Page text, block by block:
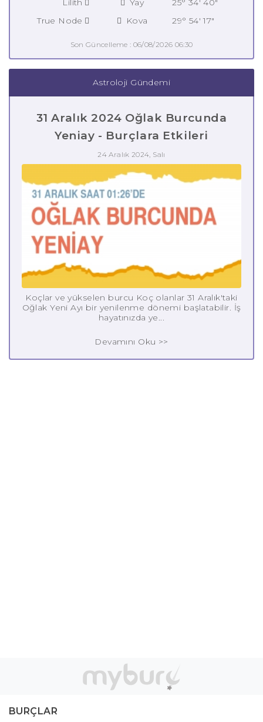
True Node
Kova 29° 54' 17"
Son Güncelleme : 06/08/2026 06:30
Astroloji Gündemi
31 Aralık 2024 Oğlak Burcunda
Yeniay - Burçlara Etkileri
24 Aralık 2024, Salı
Koçlar ve yükselen burcu Koç olanlar 31 Aralık'taki
Oğlak Yeni Ayı bir yenilenme dönemi başlatabilir. İş
hayatınızda ye...
Devamını Oku >>
BURÇLAR